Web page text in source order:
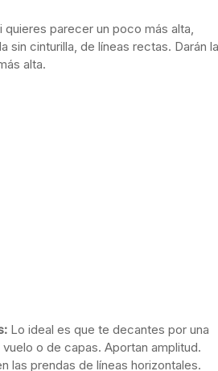
por una minifalda sin cinturilla, de
o de capas. Aportan amplitud.
las prendas de líneas horizontales.